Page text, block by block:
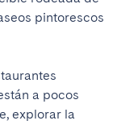
pintorescos
a pocos
explorar la